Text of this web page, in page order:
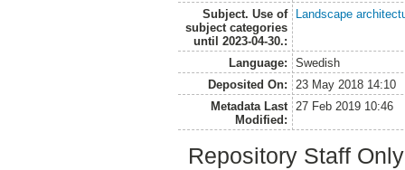
Subject. Use of
subject categories
until 2023-04-30.:
Landscape
Language:
Swedish
Deposited On:
23 May 2018 14:10
Metadata Last
Modified:
27 Feb 2019 10:46
Repository Staff